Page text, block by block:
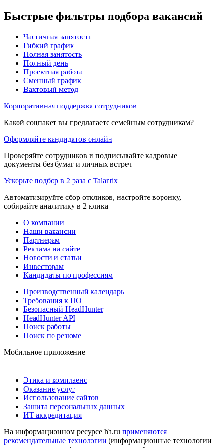
Быстрые фильтры подбора вакансий
Частичная занятость
Гибкий график
Полная занятость
Полный день
Проектная работа
Сменный график
Вахтовый метод
Корпоративная поддержка сотрудников
Какой соцпакет вы предлагаете семейным сотрудникам?
Оформляйте кандидатов онлайн
Проверяйте сотрудников и подписывайте кадровые
документы без бумаг и личных встреч
Ускорьте подбор в 2 раза с Talantix
Автоматизируйте сбор откликов, настройте воронку,
собирайте аналитику в 2 клика
О компании
Наши вакансии
Партнерам
Реклама на сайте
Новости и статьи
Инвесторам
Кандидаты по профессиям
Производственный календарь
Требования к ПО
Безопасный HeadHunter
HeadHunter API
Поиск работы
Поиск по резюме
Мобильное приложение
Этика и комплаенс
Оказание услуг
Использование сайтов
Защита персональных данных
ИТ аккредитация
На информационном ресурсе hh.ru применяются
рекомендательные технологии (информационные технологии